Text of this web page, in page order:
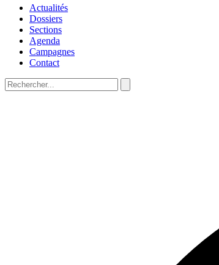
Actualités
Dossiers
Sections
Agenda
Campagnes
Contact